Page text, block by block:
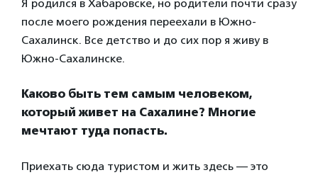
Я родился в Хабаровске, но родители почти сразу
после моего рождения переехали в Южно-
Сахалинск. Все детство и до сих пор я живу в
Южно-Сахалинске.
Каково быть тем самым человеком,
который живет на Сахалине? Многие
мечтают туда попасть.
Приехать сюда туристом и жить здесь — это